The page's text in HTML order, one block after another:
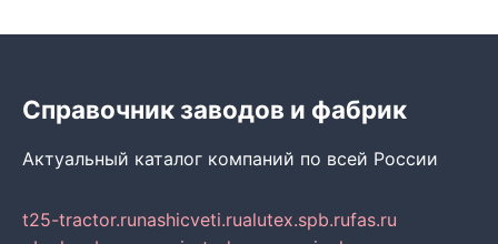
Справочник заводов и фабрик
Актуальный каталог компаний по всей России
t25-tractor.runashicveti.rualutex.spb.rufas.ru